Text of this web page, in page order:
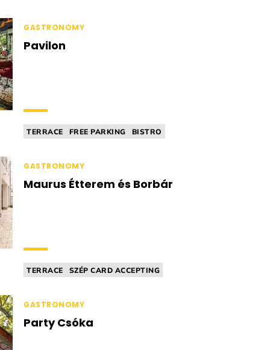
GASTRONOMY
Pavilon
TERRACE FREE PARKING
BISTRO
GASTRONOMY
Maurus Étterem és Borbár
TERRACE
SZÉP CARD ACCEPTING
GASTRONOMY
Party Csóka